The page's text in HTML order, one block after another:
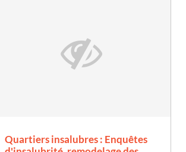
Quartiers insalubres : Enquêtes